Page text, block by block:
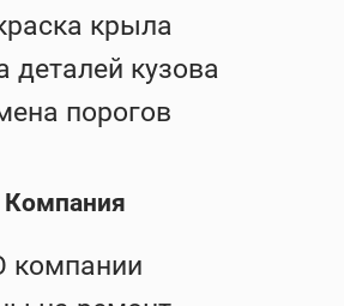
крыла
деталей кузова
порогов
Компания
компании